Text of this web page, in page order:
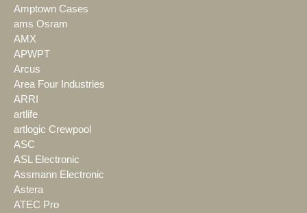
Amptown Cases
ams Osram
AMX
APWPT
Arcus
Area Four Industries
ARRI
artlife
artlogic Crewpool
ASC
ASL Electronic
Assmann Electronic
Astera
ATEC Pro